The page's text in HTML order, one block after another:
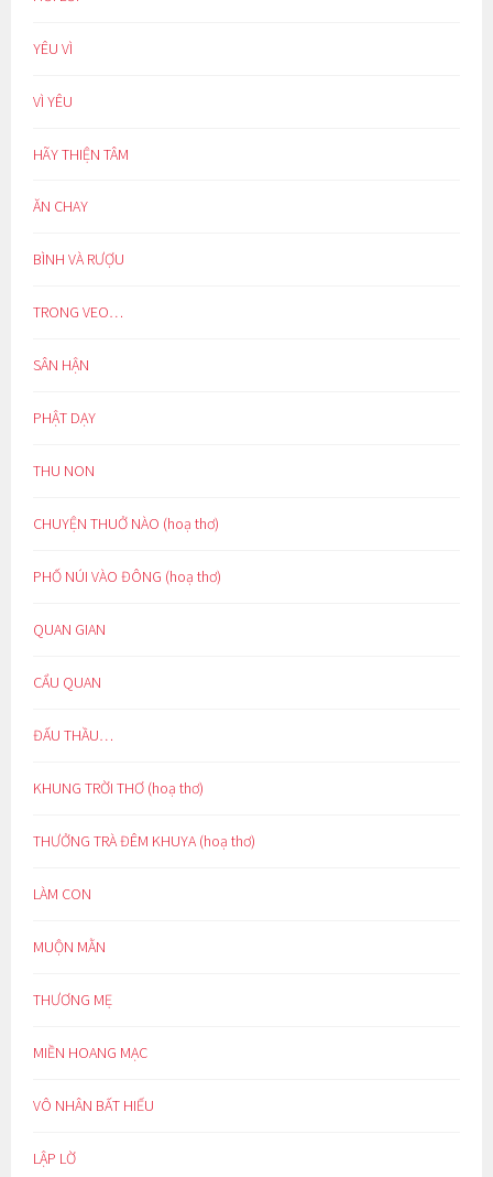
YÊU VÌ
VÌ YÊU
HÃY THIỆN TÂM
ĂN CHAY
BÌNH VÀ RƯỢU
TRONG VEO…
SÂN HẬN
PHẬT DẠY
THU NON
CHUYỆN THUỞ NÀO (hoạ thơ)
PHỐ NÚI VÀO ĐÔNG (hoạ thơ)
QUAN GIAN
CẨU QUAN
ĐẤU THẦU…
KHUNG TRỜI THƠ (hoạ thơ)
THƯỞNG TRÀ ĐÊM KHUYA (hoạ thơ)
LÀM CON
MUỘN MẰN
THƯƠNG MẸ
MIỀN HOANG MẠC
VÔ NHÂN BẤT HIẾU
LẬP LỜ